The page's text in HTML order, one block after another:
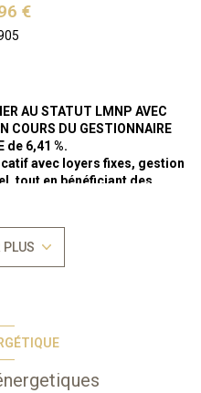
€
AU STATUT LMNP AVEC
COURS DU GESTIONNAIRE
de 6,41 %.
avec loyers fixes, gestion
tout en bénéficiant des
2026 avec prolongation en
selon la legislation sur
par an.
PLUS